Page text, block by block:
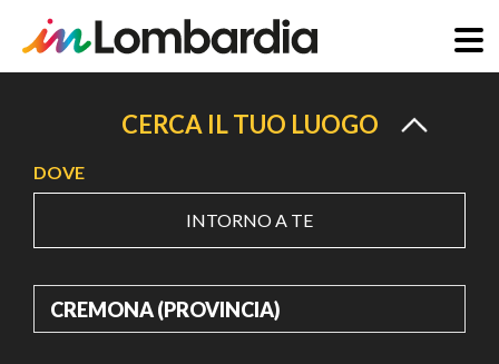
principale
CERCA IL TUO LUOGO
DOVE
INTORNO A TE
DOVE